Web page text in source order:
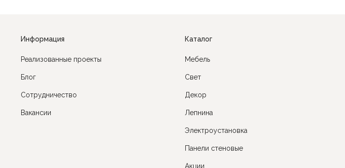
Информация
Реализованные проекты
Блог
Сотрудничество
Вакансии
Каталог
Мебель
Cвет
Декор
Лепнина
Электроустановка
Панели стеновые
Акции